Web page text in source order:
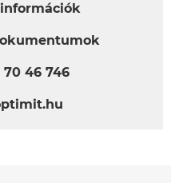
70 46 746